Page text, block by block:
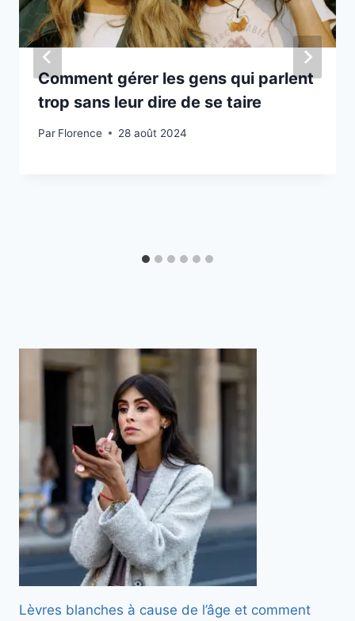
Comment gérer les gens qui parlent
trop sans leur dire de se taire
Par Florence 28 août 2024
Lèvres blanches à cause de l’âge et comment